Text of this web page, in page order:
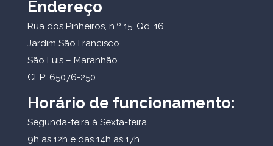
Endereço
Rua dos Pinheiros, n.º 15, Qd. 16
Jardim São Francisco
São Luís – Maranhão
CEP: 65076-250
Horário de funcionamento:
Segunda-feira à Sexta-feira
9h às 12h e das 14h às 17h